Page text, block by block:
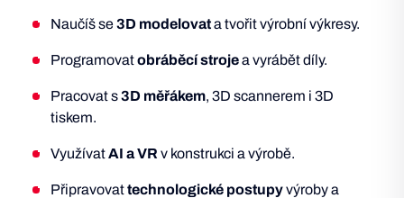
Naučíš se3D modelovata tvořit výrobní výkresy.
Programovatobráběcí strojea vyrábět díly.
Pracovat s3D měřákem, 3D scannerem i 3D
tiskem.
VyužívatAI a VR v konstrukci a výrobě.
Připravovattechnologické postupyvýroby a